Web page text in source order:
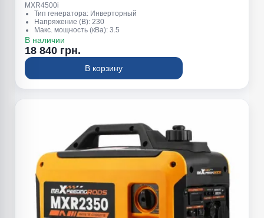
MXR4500i
Тип генератора: Инверторный
Напряжение (В): 230
Макс. мощность (кВа): 3.5
Обьем топливного бака (л): 7.5
Вес (кг): 26
В наличии
18 840 грн.
В корзину